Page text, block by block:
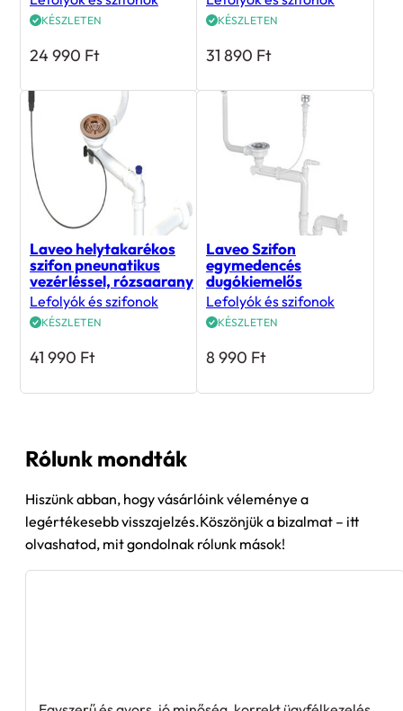
KÉSZLETEN
24 990 Ft
KÉSZLETEN
31 890 Ft
Laveo helytakarékos
szifon pneunatikus
vezérléssel, rózsaarany
Lefolyók és szifonok
KÉSZLETEN
41 990 Ft
Laveo Szifon
egymedencés
dugókiemelős
Lefolyók és szifonok
KÉSZLETEN
8 990 Ft
Rólunk mondták
Hiszünk abban, hogy vásárlóink véleménye a
legértékesebb visszajelzés.Köszönjük a bizalmat – itt
olvashatod, mit gondolnak rólunk mások!